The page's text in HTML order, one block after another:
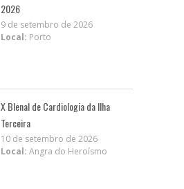
2026
9 de setembro de 2026
Local: Porto
X BIenal de Cardiologia da Ilha
Terceira
10 de setembro de 2026
Local: Angra do Heroísmo